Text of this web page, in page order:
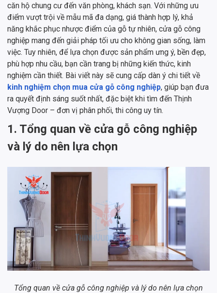
căn hộ chung cư đến văn phòng, khách sạn. Với những ưu
điểm vượt trội về mẫu mã đa dạng, giá thành hợp lý, khả
năng khắc phục nhược điểm của gỗ tự nhiên, cửa gỗ công
nghiệp mang đến giải pháp tối ưu cho không gian sống, làm
việc. Tuy nhiên, để lựa chọn được sản phẩm ưng ý, bền đẹp,
phù hợp nhu cầu, bạn cần trang bị những kiến thức, kinh
nghiệm cần thiết. Bài viết này sẽ cung cấp dàn ý chi tiết về
kinh nghiệm chọn mua cửa gỗ công nghiệp, giúp bạn đưa
ra quyết định sáng suốt nhất, đặc biệt khi tìm đến Thịnh
Vượng Door – đơn vị phân phối, thi công uy tín.
1. Tổng quan về cửa gỗ công nghiệp
và lý do nên lựa chọn
Tổng quan về cửa gỗ công nghiệp và lý do nên lựa chọn